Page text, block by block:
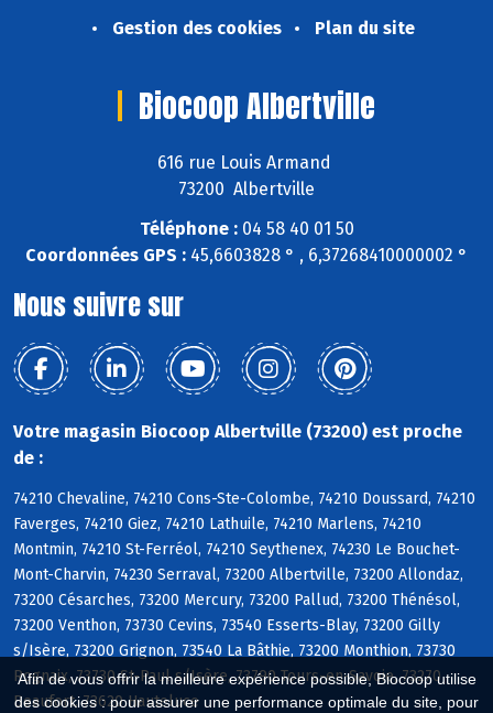
Afin de vous offrir la meilleure expérience possible, Biocoop utilise
des cookies : pour assurer une performance optimale du site, pour
Gestion des cookies
Plan du site
Biocoop Albertville
616 rue Louis Armand
73200 Albertville
Téléphone :04 58 40 01 50
Coordonnées GPS : 45,6603828 ° , 6,37268410000002 °
Nous suivre sur
Votre magasin Biocoop Albertville (73200) est proche
de :
74210 Chevaline, 74210 Cons-Ste-Colombe, 74210 Doussard, 74210
Faverges, 74210 Giez, 74210 Lathuile, 74210 Marlens, 74210
Montmin, 74210 St-Ferréol, 74210 Seythenex, 74230 Le Bouchet-
Mont-Charvin, 74230 Serraval, 73200 Albertville, 73200 Allondaz,
73200 Césarches, 73200 Mercury, 73200 Pallud, 73200 Thénésol,
73200 Venthon, 73730 Cevins, 73540 Esserts-Blay, 73200 Gilly
s/Isère, 73200 Grignon, 73540 La Bâthie, 73200 Monthion, 73730
Rognaix, 73730 St-Paul s/Isère, 73790 Tours-en-Savoie, 73270
Beaufort, 73620 Hauteluce